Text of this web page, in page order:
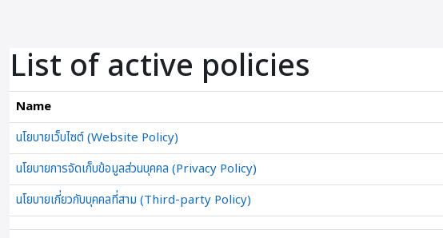
List of active policies
Name
นโยบายเว็บไซต์ (Website Policy)
นโยบายการจัดเก็บข้อมูลส่วนบุคคล (Privacy Policy)
นโยบายเกี่ยวกับบุคคลที่สาม (Third-party Policy)